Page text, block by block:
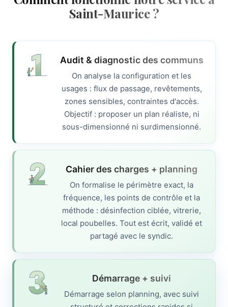
Saint-Maurice ?
Audit & diagnostic des communs
On analyse la configuration et les
usages : flux de passage, revêtements,
zones sensibles, contraintes d'accès.
Objectif : proposer un plan réaliste, ni
sous-dimensionné ni surdimensionné.
Cahier des charges + planning
On formalise le périmètre exact, la
fréquence, les points de contrôle et la
méthode : désinfection ciblée, vitrerie,
local poubelles. Tout est écrit, validé et
partagé avec le syndic.
Démarrage + suivi
Démarrage selon planning, avec suivi